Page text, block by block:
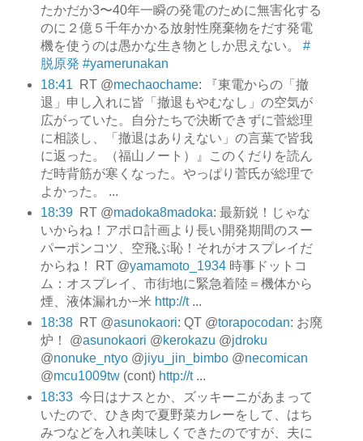
たかだか3〜40年一瞬の発電のために無害化する
のに２億５千年かかる放射性廃棄物をだす発電
機を使うのは愚かな生き物としか思えない。 #
脱原発 #yamerunakan
18:41
RT @mechaochame: 『東電からの「撤
退」申し入れに皆「撤退もやむなし」の空気が
広がっていた。自分たちで決断できずに菅総理
に相談し、「撤退はありえない」の言葉で皆我
に返った。（福山ノート）』このくだりを読ん
だ時背筋が寒くなった。やっぱり菅氏が総理で
よかった。 ...
18:39
RT @madoka8madoka: 最新鋭！じゃな
いからね！アポロ計画より長い開発期間のスー
パーポンコツ、空飛ぶ恥！それがオスプレイだ
からね！ RT @yamamoto_1934時事ドットコ
ム：オスプレイ、市街地に緊急着陸＝機体から
煙、液体漏れか−米 http://t...
18:38
RT @asunokaori: QT @torapocodan: お廃
炉！ @asunokaori @kerokazu @jdroku
@nonuke_ntyo@jiyu_jin_bimbo@necomican
@mcu1009tw(cont) http://t...
18:33 今日はナスとか、ズッキーニがあまって
いたので、ひき肉で夏野菜カレーをして、はち
みつなどを入れ美味しくできたのですが、夫に